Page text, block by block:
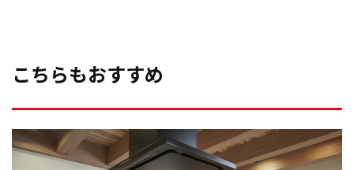
こちらもおすすめ